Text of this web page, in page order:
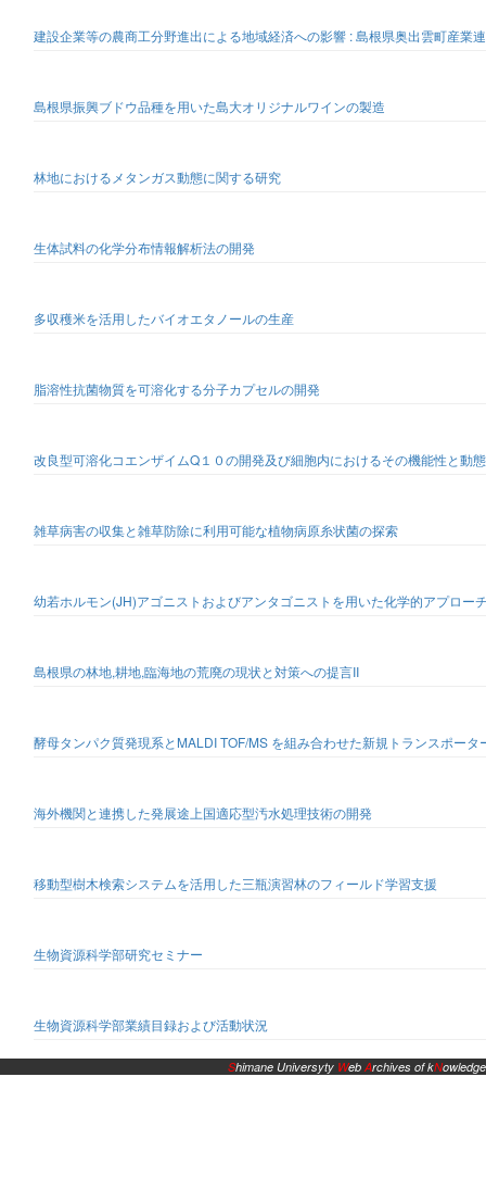
建設企業等の農商工分野進出による地域経済への影響 : 島根県奥出雲町産業
島根県振興ブドウ品種を用いた島大オリジナルワインの製造
林地におけるメタンガス動態に関する研究
生体試料の化学分布情報解析法の開発
多収穫米を活用したバイオエタノールの生産
脂溶性抗菌物質を可溶化する分子カプセルの開発
改良型可溶化コエンザイムQ１０の開発及び細胞内におけるその機能性と動
雑草病害の収集と雑草防除に利用可能な植物病原糸状菌の探索
幼若ホルモン(JH)アゴニストおよびアンタゴニストを用いた化学的アプロー
島根県の林地,耕地,臨海地の荒廃の現状と対策への提言II
酵母タンパク質発現系とMALDI TOF/MS を組み合わせた新規トランスポータ
海外機関と連携した発展途上国適応型汚水処理技術の開発
移動型樹木検索システムを活用した三瓶演習林のフィールド学習支援
生物資源科学部研究セミナー
生物資源科学部業績目録および活動状況
Shimane Universyty WebArchives of kNowledge